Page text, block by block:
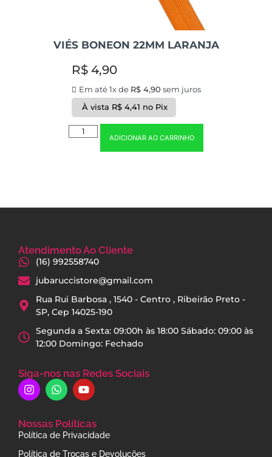
VIÉS BONEON 22MM LARANJA
R$4,90
Em até 1x de R$4,90 sem juros
À vista R$ 4,41 no Pix
ADICIONAR AO CARRINHO
Atendimento Ao Cliente
(16) 992558740
jubaruccistore@gmail.com
Rua Rui Barbosa , 1540 - Centro , Ribeirão Preto -
SP, Cep 14025-190
Segunda a Sexta: 09:00h às 18:00 Sábado: 09:00 às
12:00 Domingo: Fechado
Siga-nos nas Redes Sociais
Nossas Políticas
Política de Privacidade
Política de Trocas e Devoluções